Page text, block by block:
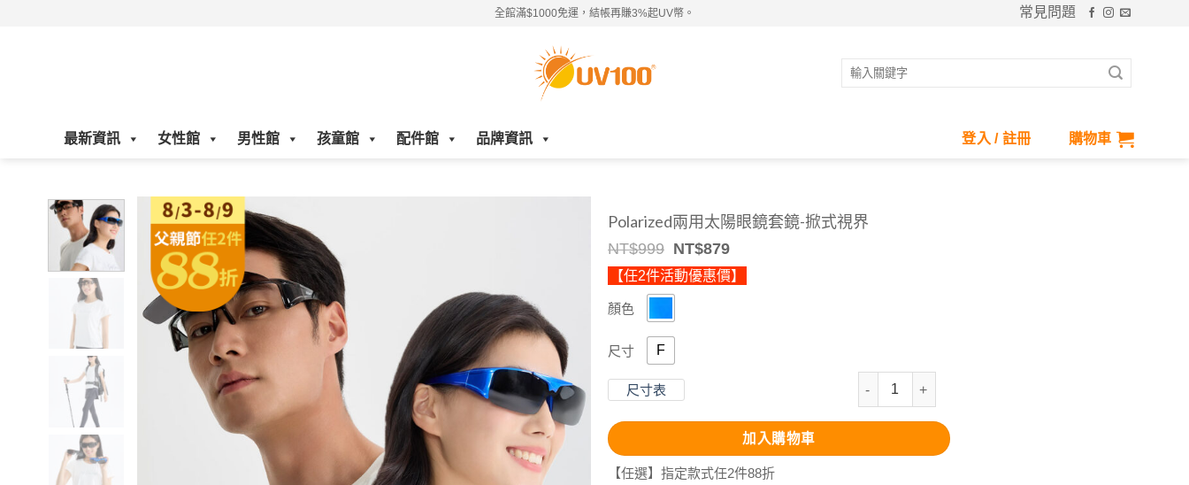
全館滿$1000免運，結帳再賺3%起UV幣。 常見問題
搜
最新資訊 女性館 男性館 孩童館 配件館 品牌資訊 登入 / 註冊 購物車
Polarized兩用太陽眼鏡套鏡-掀式視界
NT$999 Original
price
was:
NT$999.
NT$879Current
price
is:
【任2件活動優惠價】
顏色
尺寸 F
尺寸表
Polarized兩用太陽眼鏡套鏡-掀式視界 數量
加入購物車
【任選】指定款式任2件88折